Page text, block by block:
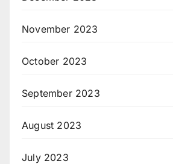
November 2023
October 2023
September 2023
August 2023
July 2023